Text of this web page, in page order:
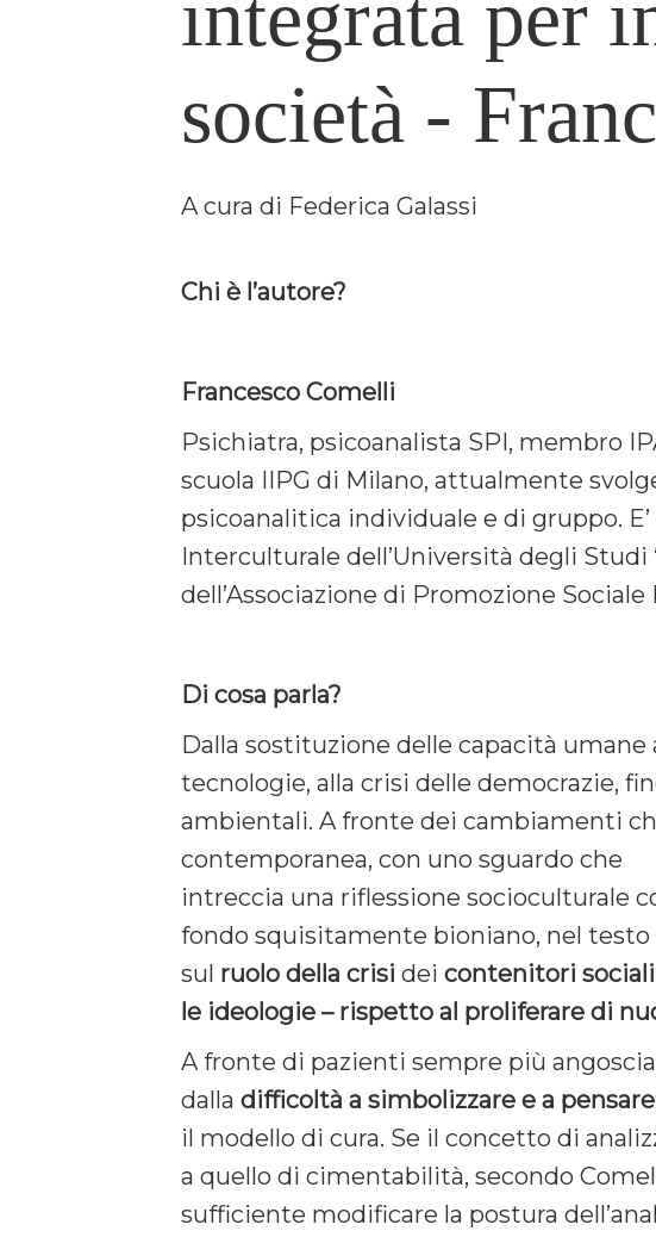
società -
A cura di Federica Galassi
Chi è l’autore?
Francesco Comelli
Psichiatra, psicoanalista SPI, membro
scuola IIPG di Milano, attualmente
psicoanalitica individuale e di gruppo.
Interculturale dell’Università degli
dell’Associazione di Promozione
Di cosa parla?
Dalla sostituzione delle capacità umane
tecnologie, alla crisi delle democrazie,
ambientali. A fronte dei cambiamenti
contemporanea, con uno sguardo che
intreccia una riflessione socioculturale
fondo squisitamente bioniano, nel
sul ruolo della crisi dei contenitori
le ideologie – rispetto al proliferare di
A fronte di pazienti sempre più
dalla difficoltà a simbolizzare e a pensare
il modello di cura. Se il concetto di
a quello di cimentabilità, secondo
sufficiente modificare la postura